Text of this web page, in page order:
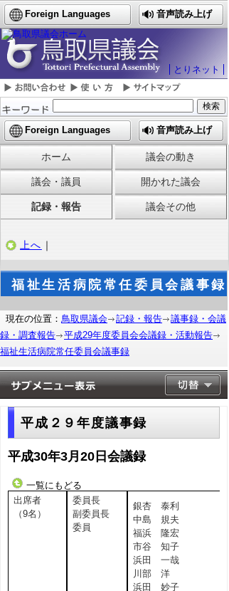
Foreign Languages 音声読み上げ
とりネット
Foreign Languages 音声読み上げ
ホーム 議会の動き
議会・議員 開かれた議会
記録・報告 議会その他
上へ ｜
福祉生活病院常任委員会議事録
現在の位置： 鳥取県議会 記録・報告
議事録・会議
録・調査報告
平成29年度委員会会議録・活動報告
福祉生活病院常任委員会議事録
平成２９年度議事録
平成30年3月20日会議録
一覧にもどる
出席者
（9名）
委員長
副委員長
委員
銀杏 泰利
中島 規夫
福浜 隆宏
市谷 知子
浜田 一哉
川部 洋
浜田 妙子